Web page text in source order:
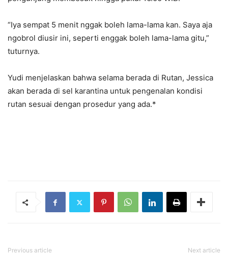
“Iya sempat 5 menit nggak boleh lama-lama kan. Saya aja
ngobrol diusir ini, seperti enggak boleh lama-lama gitu,”
tuturnya.
Yudi menjelaskan bahwa selama berada di Rutan, Jessica
akan berada di sel karantina untuk pengenalan kondisi
rutan sesuai dengan prosedur yang ada.*
Previous article Next article